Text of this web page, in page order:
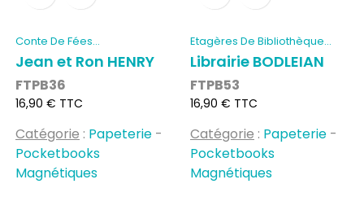
Conte De Fées
(POCKETBOOKS...
Jean et Ron HENRY
FTPB36
Prix
16,90 € TTC
Catégorie : Papeterie -
Pocketbooks
Magnétiques
Etagères De Bibliothèque...
Librairie BODLEIAN
FTPB53
Prix
16,90 € TTC
Catégorie : Papeterie -
Pocketbooks
Magnétiques